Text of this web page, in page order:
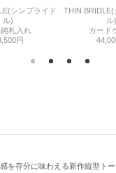
シンブライド
ル)
札入れ
円
THIN BRIDLE(
ル)
カード
感を存分に味わえる新作縦型ト